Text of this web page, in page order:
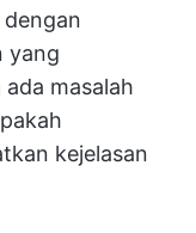
dengan
yang
masalah
kejelasan